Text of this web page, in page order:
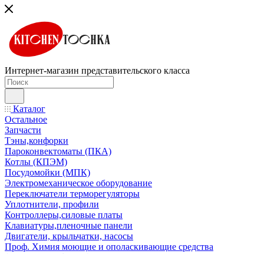
Интернет-магазин представительского класса
Каталог
Остальное
Запчасти
Тэны,конфорки
Пароконвектоматы (ПКА)
Котлы (КПЭМ)
Посудомойки (МПК)
Электромеханическое оборудование
Переключатели терморегуляторы
Уплотнители, профили
Контроллеры,силовые платы
Клавиатуры,пленочные панели
Двигатели, крыльчатки, насосы
Проф. Химия моющие и ополаскивающие средства